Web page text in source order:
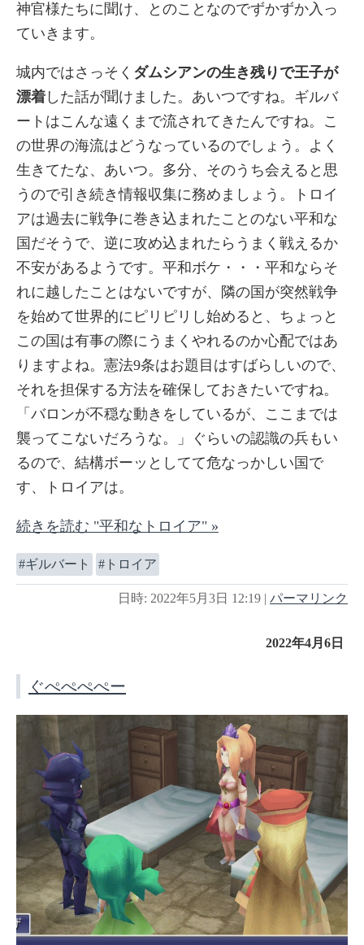
神官様たちに聞け、とのことなのでずかずか入っ
ていきます。
城内ではさっそく ダムシアンの生き残りで王子が
漂着 した話が聞けました。あいつですね。ギルバ
ートはこんな遠くまで流されてきたんですね。こ
の世界の海流はどうなっているのでしょう。よく
生きてたな、あいつ。多分、そのうち会えると思
うので引き続き情報収集に務めましょう。トロイ
アは過去に戦争に巻き込まれたことのない平和な
国だそうで、逆に攻め込まれたらうまく戦えるか
不安があるようです。平和ボケ・・・平和ならそ
れに越したことはないですが、隣の国が突然戦争
を始めて世界的にピリピリし始めると、ちょっと
この国は有事の際にうまくやれるのか心配ではあ
りますよね。憲法9条はお題目はすばらしいので、
それを担保する方法を確保しておきたいですね。
「バロンが不穏な動きをしているが、ここまでは
襲ってこないだろうな。」ぐらいの認識の兵もい
るので、結構ボーッとしてて危なっかしい国で
す、トロイアは。
続きを読む "平和なトロイア" »
ギルバート トロイア
日時: 2022年5月3日 12:19 | パーマリンク
2022年4月6日
ぐぺぺぺぺー